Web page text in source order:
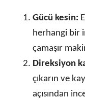
Gücü kesin:
herhangi bir
çamaşır
Direksiyon
çıkarın ve
açısından